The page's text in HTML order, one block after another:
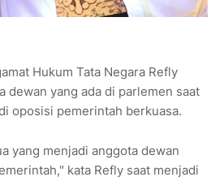
Hukum Tata Negara Refly
dewan yang ada di parlemen saat
oposisi pemerintah berkuasa.
yang menjadi anggota dewan
kata Refly saat menjadi